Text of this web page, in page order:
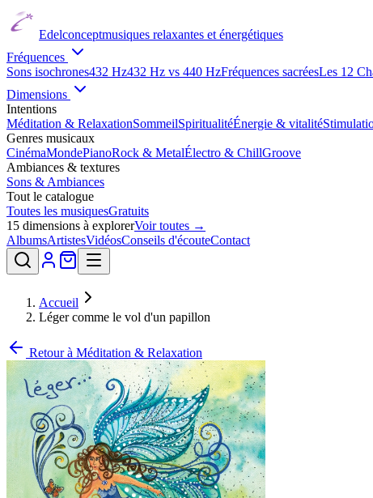
Edelconceptmusiques relaxantes et énergétiques
Fréquences
Sons isochrones432 Hz432 Hz vs 440 HzFréquences sacréesLes 12
Dimensions
Intentions
Méditation & RelaxationSommeilSpiritualitéÉnergie & vitalité
Genres musicaux
CinémaMondePianoRock & MetalÉlectro & ChillGroove
Ambiances & textures
Sons & Ambiances
Tout le catalogue
Toutes les musiquesGratuits
15 dimensions à explorerVoir toutes →
AlbumsArtistesVidéosConseils d'écouteContact
Accueil
Léger comme le vol d'un papillon
Retour à Méditation & Relaxation